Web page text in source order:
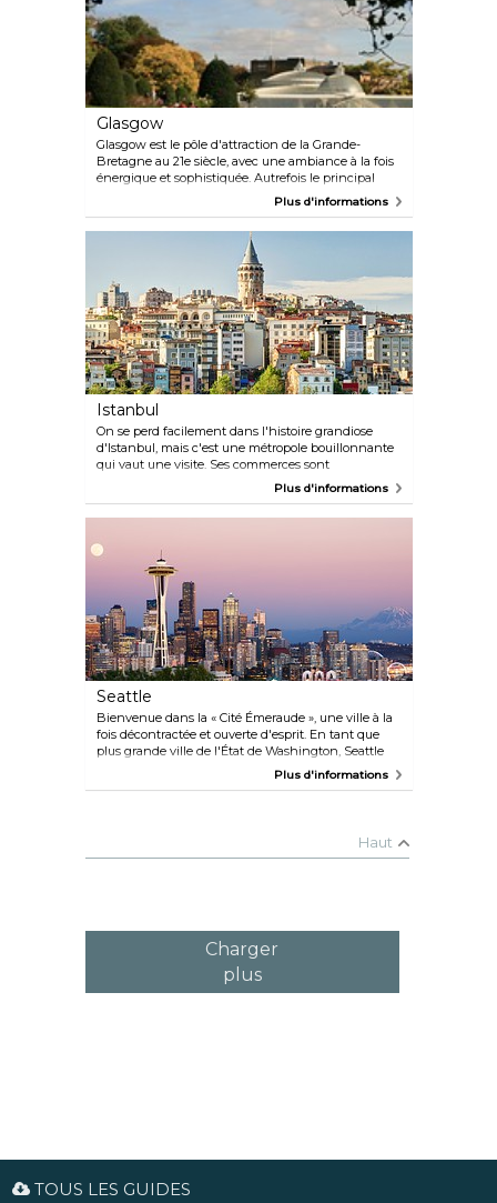
rendent d'ailleurs chaque année pour vivre une
expérience absolument unique.
Glasgow
Glasgow est le pôle d'attraction de la Grande-
Bretagne au 21e siècle, avec une ambiance à la fois
énergique et sophistiquée. Autrefois le principal
centre industriel de Grande-Bretagne, il s'est
plein essor au cours des dernières décennies. La ville
est fière d'accueillir un flot incessant de musiciens
en herbe et d'offrir une vie nocturne animée.
Glasgow abrite également de nombreux excellents
restaurants écossais modernes voués à conserver le
patrimoine écossais. Certains des meilleurs
magasins du pays se trouvent également ici.
Plus d'informations
Istanbul
On se perd facilement dans l'histoire grandiose
d'Istanbul, mais c'est une métropole bouillonnante
qui vaut une visite. Ses commerces sont
d'envergure internationale et ses soirées s'animent
plus la capitale, c'est toujours le centre culturel et
tendances.
Plus d'informations
Seattle
Bienvenue dans la « Cité Émeraude », une ville à la
fois décontractée et ouverte d'esprit. En tant que
plus grande ville de l'État de Washington, Seattle
n'est pas seulement le berceau de l'emblématique
pluvieuse ; à Seattle le soleil brille souvent plus que
Plus d'informations
Haut
Charger
plus
TOUS LES GUIDES